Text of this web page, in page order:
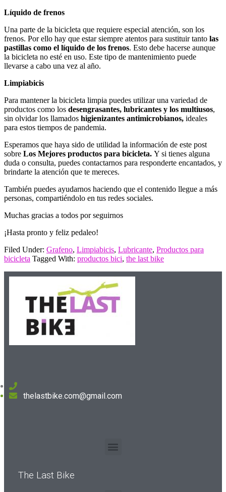
Líquido de frenos
Una parte de la bicicleta que requiere especial atención, son los
frenos. Por ello hay que estar siempre atentos para sustituir tanto las
pastillas como el líquido de los frenos. Esto debe hacerse aunque
la bicicleta no esté en uso. Este tipo de mantenimiento puede
llevarse a cabo una vez al año.
Limpiabicis
Para mantener la bicicleta limpia puedes utilizar una variedad de
productos como los desengrasantes, lubricantes y los multiusos,
sin olvidar los llamados higienizantes antimicrobianos, ideales
para estos tiempos de pandemia.
Esperamos que haya sido de utilidad la información de este post
sobre Los Mejores productos para bicicleta. Y si tienes alguna
duda o consulta, puedes contactarnos para responderte encantados, y
brindarte la atención que te mereces.
También puedes ayudarnos haciendo que el contenido llegue a más
personas, compartiéndolo en tus redes sociales.
Muchas gracias a todos por seguirnos
¡Hasta pronto y feliz pedaleo!
Filed Under: Grafeno, Limpiabicis, Lubricante, Productos para
bicicleta Tagged With: productos bici, the last bike
thelastbike.com@gmail.com
The Last Bike